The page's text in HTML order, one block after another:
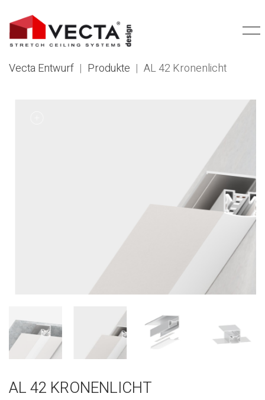
Vecta Entwurf | Produkte | AL 42 Kronenlicht
AL 42 KRONENLICHT